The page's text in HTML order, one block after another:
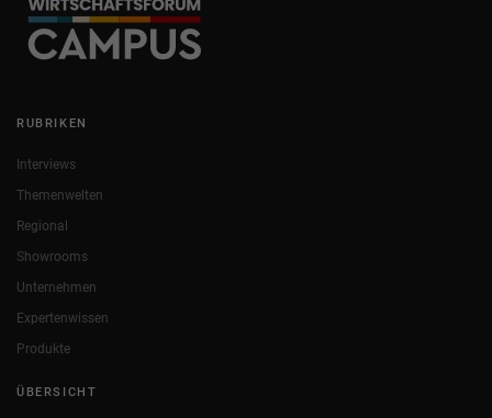
RUBRIKEN
Interviews
Themenwelten
Regional
Showrooms
Unternehmen
Expertenwissen
Produkte
ÜBERSICHT